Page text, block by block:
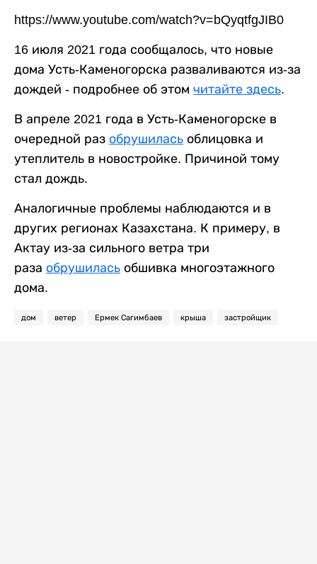
https://www.youtube.com/watch?v=bQyqtfgJIB0
16 июля 2021 года сообщалось, что новые
дома Усть-Каменогорска разваливаются из-за
дождей - подробнее об этом читайте здесь.
В апреле 2021 года в Усть-Каменогорске в
очередной раз обрушилась облицовка и
утеплитель в новостройке. Причиной тому
стал дождь.
Аналогичные проблемы наблюдаются и в
других регионах Казахстана. К примеру, в
Актау из-за сильного ветра три
раза обрушилась обшивка многоэтажного
дома.
дом ветер Ермек Сагимбаев крыша застройщик